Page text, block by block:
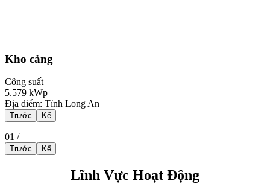
Kho cảng
Công suất
5.579 kWp
Địa điểm: Tỉnh Long An
Trước Kế
01 /
Trước Kế
Lĩnh Vực Hoạt Động